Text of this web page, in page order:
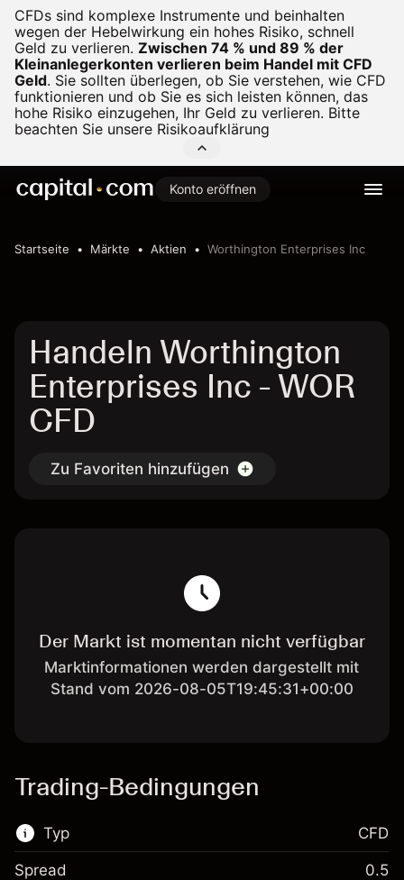
CFDs sind komplexe Instrumente und beinhalten
wegen der Hebelwirkung ein hohes Risiko, schnell
Geld zu verlieren. Zwischen 74 % und 89 % der
Kleinanlegerkonten verlieren beim Handel mit CFD
Geld. Sie sollten überlegen, ob Sie verstehen, wie CFD
funktionieren und ob Sie es sich leisten können, das
hohe Risiko einzugehen, Ihr Geld zu verlieren. Bitte
beachten Sie unsere Risikoaufklärung
Konto eröffnen
Startseite Märkte Aktien Worthington Enterprises Inc
Handeln Worthington
Enterprises Inc - WOR
CFD
Zu Favoriten hinzufügen
Der Markt ist momentan nicht verfügbar
Marktinformationen werden dargestellt mit
Stand vom 2026-08-05T19:45:31+00:00
Trading-Bedingungen
Typ CFD
Spread 0.5